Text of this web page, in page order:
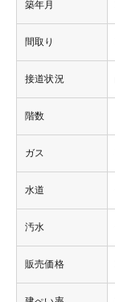
築年月
間取り
接道状況
階数
ガス
水道
汚水
販売価格